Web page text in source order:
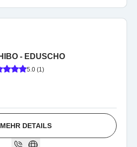
- EDUSCHO
5.0 (1)
MEHR DETAILS